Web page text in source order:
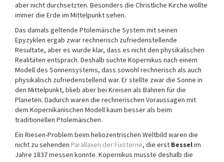
aber nicht durchsetzten. Besonders die Christliche Kirche wollte
immer die Erde im Mittelpunkt sehen.
Das damals geltende Ptolemäische System mit seinen
Epyzyklen ergab zwar rechnerisch zufriedenstellende
Resultate, aber es wurde klar, dass es nicht den physikalischen
Realitäten entsprach. Deshalb suchte Kopernikus nach einem
Modell des Sonnensystems, dass sowohl rechnerisch als auch
physikalisch zufriedenstellend war. Er stellte zwar die Sonne in
den Mittelpunkt, blieb aber bei Kreisen als Bahnen für die
Planeten. Dadurch waren die rechnerischen Voraussagen mit
dem Kopernikanischen Modell kaum besser als beim
traditionellen Ptolemäischen.
Ein Riesen-Problem beim heliozentrischen Weltbild waren die
nicht zu sehenden Parallaxen der Fixsterne, die erst Besselim
Jahre 1837 messen konnte. Kopernikus musste deshalb die